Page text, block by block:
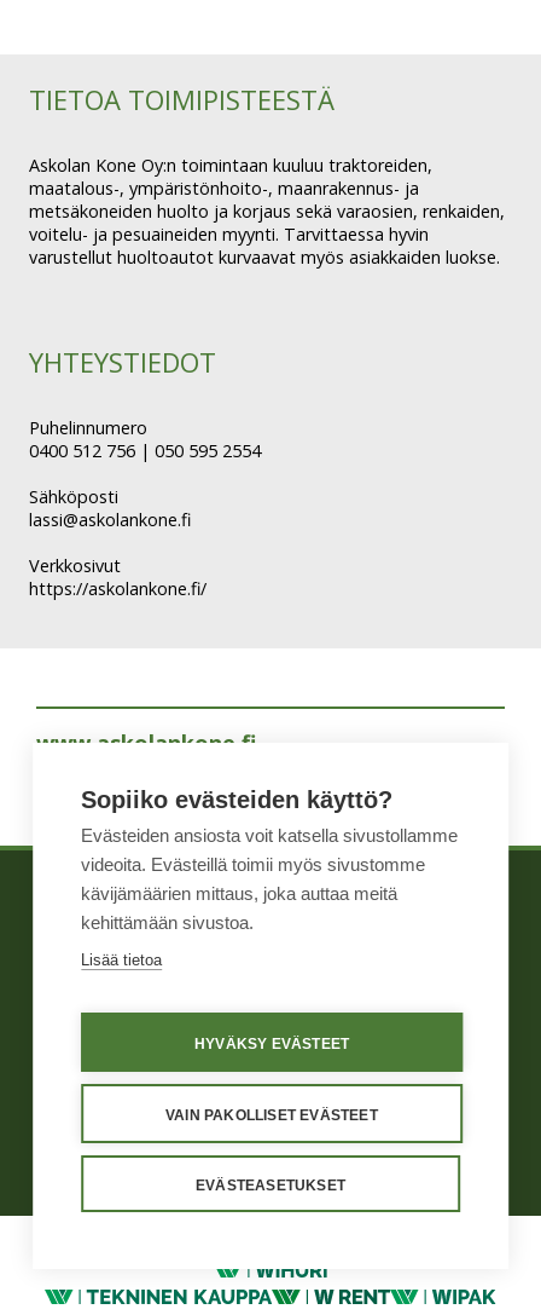
YHTEYSTIEDOT
Puhelinnumero
0400 512 756 | 050 595 2554
Sähköposti
lassi@askolankone.fi
Verkkosivut
https://askolankone.fi/
TIETOA TOIMIPISTEESTÄ
Askolan Kone Oy:n toimintaan kuuluu traktoreiden,
maatalous-, ympäristönhoito-, maanrakennus- ja
metsäkoneiden huolto ja korjaus sekä varaosien, renkaiden,
voitelu- ja pesuaineiden myynti. Tarvittaessa hyvin
varustellut huoltoautot kurvaavat myös asiakkaiden luokse.
www.askolankone.fi
TIETOA MEISTÄ
TUOTTEET
Yleiset ehdotNäin me toimimme
Väärinkäytösten ilmoituskanavaTietosuojaKäyttöehdot
Evästeasetukset
Sopiiko evästeiden käyttö?
Evästeiden ansiosta voit katsella sivustollamme
videoita. Evästeillä toimii myös sivustomme
kävijämäärien mittaus, joka auttaa meitä
kehittämään sivustoa.
Lisää tietoa
HYVÄKSY EVÄSTEET
VAIN PAKOLLISET EVÄSTEET
EVÄSTEASETUKSET